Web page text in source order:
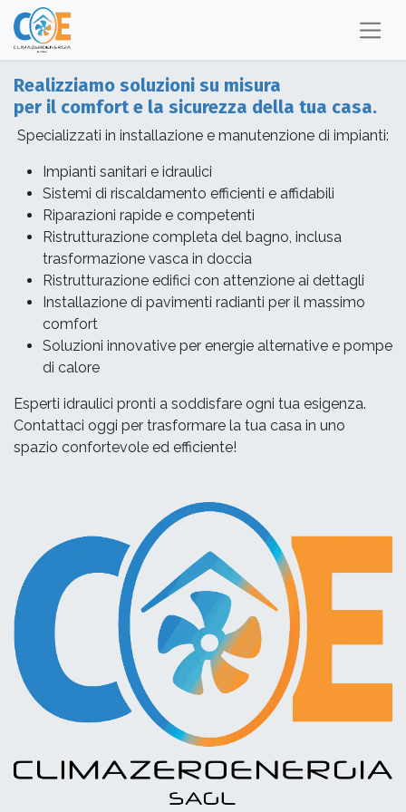
Realizziamo soluzioni su misura
per il comfort e la sicurezza della tua casa.
Specializzati in installazione e manutenzione di impianti:
Impianti sanitari e idraulici
Sistemi di riscaldamento efficienti e affidabili
Riparazioni rapide e competenti
Ristrutturazione completa del bagno, inclusa
trasformazione vasca in doccia
Ristrutturazione edifici con attenzione ai dettagli
Installazione di pavimenti radianti per il massimo
comfort
Soluzioni innovative per energie alternative e pompe
di calore
Esperti idraulici pronti a soddisfare ogni tua esigenza.
Contattaci oggi per trasformare la tua casa in uno
spazio confortevole ed efficiente!